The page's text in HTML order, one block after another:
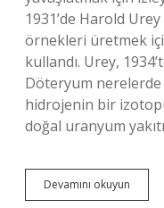
1931’de Harold
örnekleri üretmek
kullandı. Urey,
Döteryum nerelerde
hidrojenin bir
doğal uranyum
Devamını okuyun
Ne